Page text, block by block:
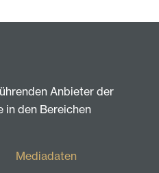
Anbieter der
in den Bereichen
Mediadaten